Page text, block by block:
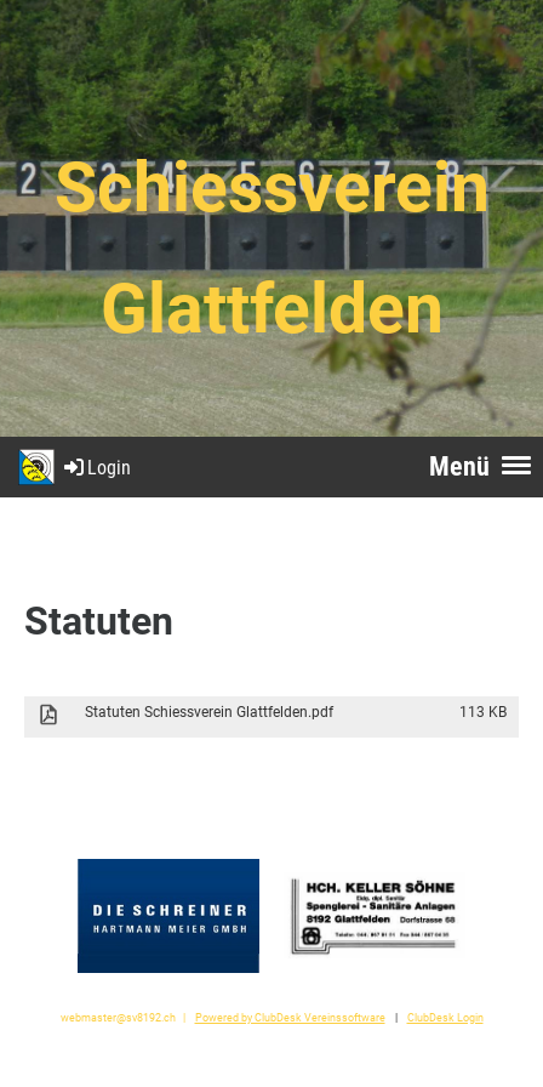
Schiessverein
Glattfelden
Menü
Login
Statuten
Statuten Schiessverein Glattfelden.pdf 113 KB
webmaster@sv8192.ch Powered by ClubDesk Vereinssoftware| ClubDesk Login